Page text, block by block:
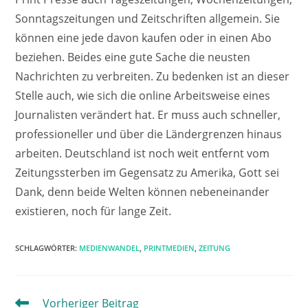
Sonntagszeitungen und Zeitschriften allgemein. Sie
können eine jede davon kaufen oder in einen Abo
beziehen. Beides eine gute Sache die neusten
Nachrichten zu verbreiten. Zu bedenken ist an dieser
Stelle auch, wie sich die online Arbeitsweise eines
Journalisten verändert hat. Er muss auch schneller,
professioneller und über die Ländergrenzen hinaus
arbeiten. Deutschland ist noch weit entfernt vom
Zeitungssterben im Gegensatz zu Amerika, Gott sei
Dank, denn beide Welten können nebeneinander
existieren, noch für lange Zeit.
SCHLAGWÖRTER: MEDIENWANDEL PRINTMEDIEN ZEITUNG
WeitereVorheriger Beitrag